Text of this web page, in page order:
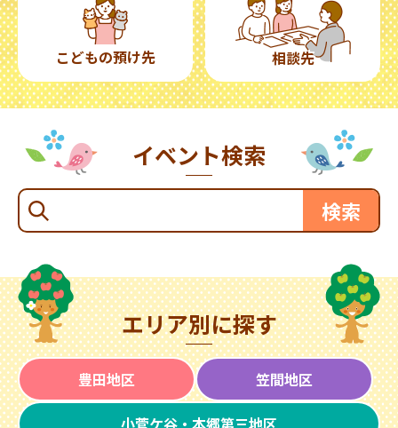
こどもの預け先 相談先
イベント検索
エリア別に探す
豊田地区 笠間地区